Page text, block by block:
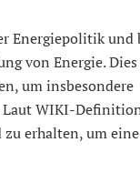
Energiepolitik und
von Energie.
um insbesondere
WIKI-
erhalten, um